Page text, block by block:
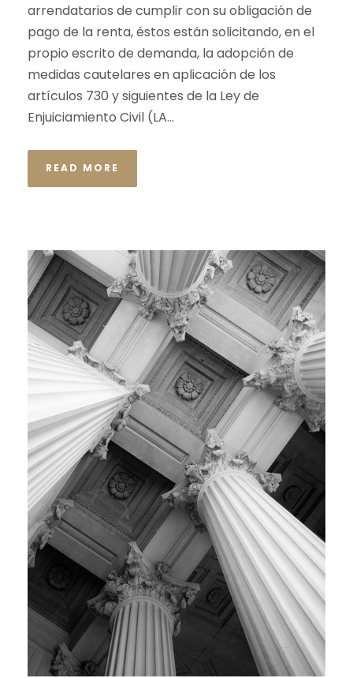
arrendatarios de cumplir con su obligación de
pago de la renta, éstos están solicitando, en el
propio escrito de demanda, la adopción de
medidas cautelares en aplicación de los
artículos 730 y siguientes de la Ley de
Enjuiciamiento Civil (LA...
READ MORE